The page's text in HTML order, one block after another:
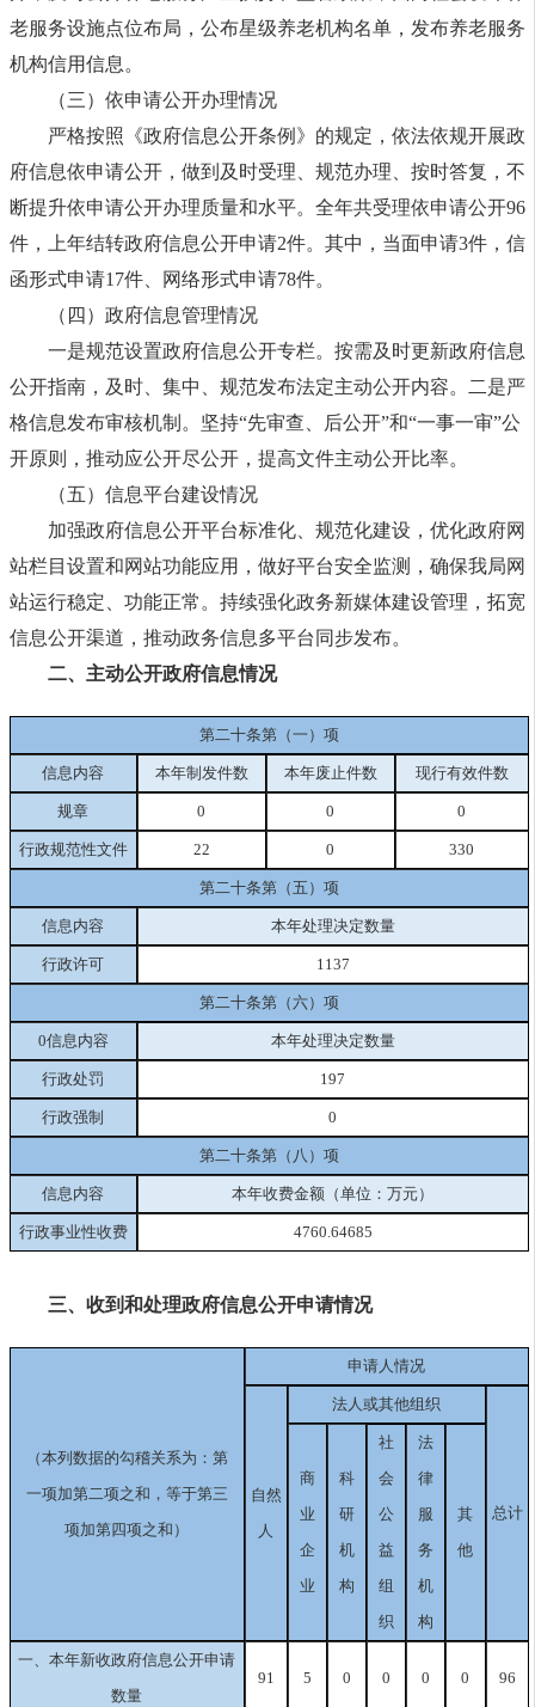
老服务设施点位布局，公布星级养老机构名单，发布养老服务
机构信用信息。
（三）依申请公开办理情况
严格按照《政府信息公开条例》的规定，依法依规开展政
府信息依申请公开，做到及时受理、规范办理、按时答复，不
断提升依申请公开办理质量和水平。全年共受理依申请公开96
件，上年结转政府信息公开申请2件。其中，当面申请3件，信
函形式申请17件、网络形式申请78件。
（四）政府信息管理情况
一是规范设置政府信息公开专栏。按需及时更新政府信息
公开指南，及时、集中、规范发布法定主动公开内容。二是严
格信息发布审核机制。坚持“先审查、后公开”和“一事一审”公
开原则，推动应公开尽公开，提高文件主动公开比率。
（五）信息平台建设情况
加强政府信息公开平台标准化、规范化建设，优化政府网
站栏目设置和网站功能应用，做好平台安全监测，确保我局网
站运行稳定、功能正常。持续强化政务新媒体建设管理，拓宽
信息公开渠道，推动政务信息多平台同步发布。
二、主动公开政府信息情况
第二十条第（一）项
信息内容 本年制发件数 本年废止件数 现行有效件数
规章 0 0 0
行政规范性文件 22 0 330
第二十条第（五）项
信息内容 本年处理决定数量
行政许可 1137
第二十条第（六）项
0信息内容 本年处理决定数量
行政处罚 197
行政强制 0
第二十条第（八）项
信息内容 本年收费金额（单位：万元）
行政事业性收费 4760.64685
三、收到和处理政府信息公开申请情况
（本列数据的勾稽关系为：第
一项加第二项之和，等于第三
项加第四项之和）
申请人情况
自然
人
法人或其他组织
总计
商
业
企
业
科
研
机
构
社
会
公
益
组
织
法
律
服
务
机
构
其
他
一、本年新收政府信息公开申请
数量
91 5 0 0 0 0 96